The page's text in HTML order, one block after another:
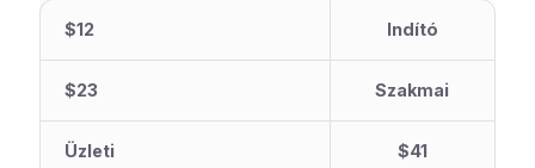
$12 Indító
$23 Szakmai
Üzleti $41